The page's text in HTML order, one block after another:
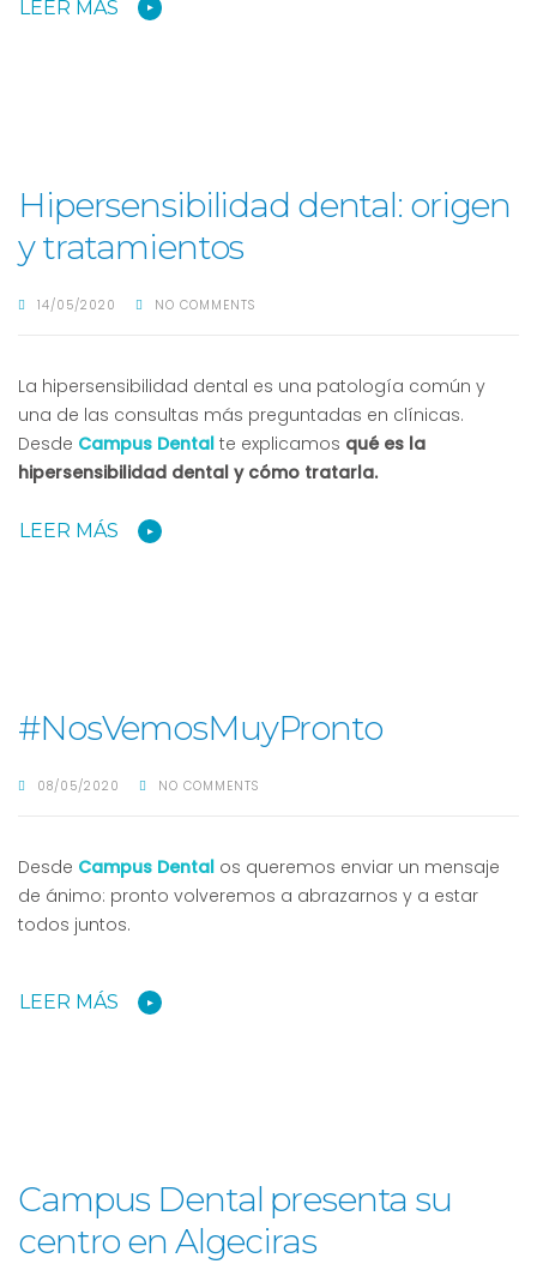
LEER MÁS
Hipersensibilidad dental: origen
y tratamientos
14/05/2020 NO COMMENTS
La hipersensibilidad dental es una patología común y
una de las consultas más preguntadas en clínicas.
Desde Campus Dental te explicamos qué es la
hipersensibilidad dental y cómo tratarla.
LEER MÁS
#NosVemosMuyPronto
08/05/2020 NO COMMENTS
Desde Campus Dental os queremos enviar un mensaje
de ánimo: pronto volveremos a abrazarnos y a estar
todos juntos.
LEER MÁS
Campus Dental presenta su
centro en Algeciras